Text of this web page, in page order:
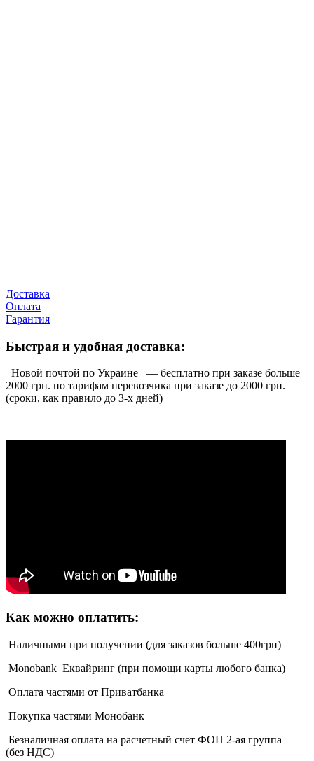
Доставка
Оплата
Гарантия
Быстрая и удобная доставка:
Новой почтой по Украине — бесплатно при заказе больше
2000 грн. по тарифам перевозчика при заказе до 2000 грн.
(сроки, как правило до 3-х дней)
Как можно оплатить:
Наличными при получении (для заказов больше 400грн)
Monobank Еквайринг (при помощи карты любого банка)
Оплата частями от Приватбанка
Покупка частями Монобанк
Безналичная оплата на расчетный счет ФОП 2-ая группа
(без НДС)